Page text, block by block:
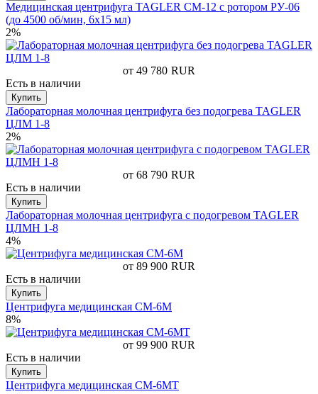
Медицинская центрифуга TAGLER СМ-12 с ротором РУ-06
(до 4500 об/мин, 6х15 мл)
2%
от 49 780 RUR
Есть в наличии
Купить
Лабораторная молочная центрифуга без подогрева TAGLER
ЦЛМ 1-8
2%
от 68 790 RUR
Есть в наличии
Купить
Лабораторная молочная центрифуга с подогревом TAGLER
ЦЛМН 1-8
4%
от 89 900 RUR
Есть в наличии
Купить
Центрифуга медицинская СМ-6М
8%
от 99 900 RUR
Есть в наличии
Купить
Центрифуга медицинская СМ-6МТ